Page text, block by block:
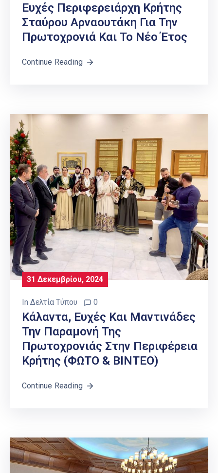
Ευχές Περιφερειάρχη Κρήτης
Σταύρου Αρναουτάκη Για Την
Πρωτοχρονιά Και Το Νέο Έτος
Continue Reading
31 Δεκεμβρίου, 2024
In Δελτία Τύπου 0
Κάλαντα, Ευχές Και Μαντινάδες
Την Παραμονή Της
Πρωτοχρονιάς Στην Περιφέρεια
Κρήτης (ΦΩΤΟ & ΒΙΝΤΕΟ)
Continue Reading